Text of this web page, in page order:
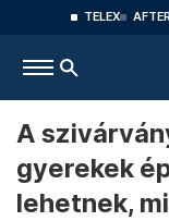
TELEX
A
gyerekek
lehetnek,